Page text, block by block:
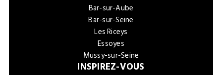
Bar-sur-Aube
Bar-sur-Seine
Les Riceys
Essoyes
Mussy-sur-Seine
INSPIREZ-VOUS